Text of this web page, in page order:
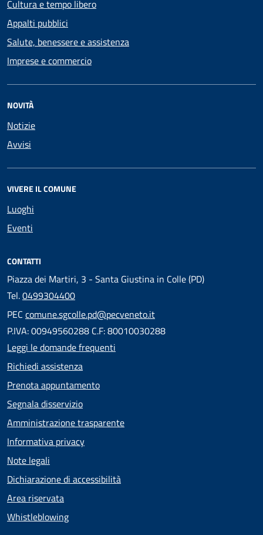
Cultura e tempo libero
Appalti pubblici
Salute, benessere e assistenza
Imprese e commercio
NOVITÀ
Notizie
Avvisi
VIVERE IL COMUNE
Luoghi
Eventi
CONTATTI
Piazza dei Martiri, 3 - Santa Giustina in Colle (PD)
Tel.0499304400
PEC comune.sgcolle.pd@pecveneto.it
P.IVA: 00949560288 C.F: 80010030288
Leggi le domande frequenti
Richiedi assistenza
Prenota appuntamento
Segnala disservizio
Amministrazione trasparente
Informativa privacy
Note legali
Dichiarazione di accessibilità
Area riservata
Whistleblowing